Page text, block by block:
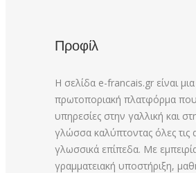
Προφίλ
Η σελίδα e-francais.gr είναι μια
πρωτοποριακή πλατφόρμα
υπηρεσίες στην γαλλική και
γλώσσα καλύπτοντας όλες τις
γλωσσικά επίπεδα. Με
γραμματειακή υποστήριξη,